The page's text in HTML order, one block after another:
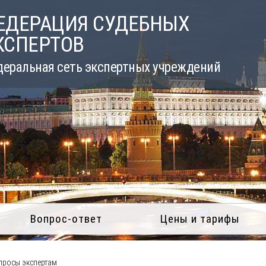
СУДЕБНЫХ
сеть экспертных учреждений
Вопрос-ответ Цены и тарифы
экспертам